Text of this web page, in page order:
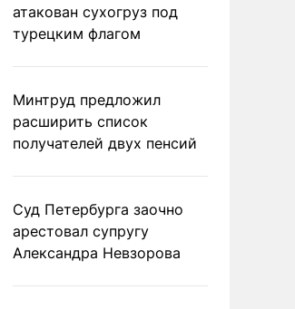
атакован сухогруз под
турецким флагом
Минтруд предложил
расширить список
получателей двух пенсий
Суд Петербурга заочно
арестовал супругу
Александра Невзорова